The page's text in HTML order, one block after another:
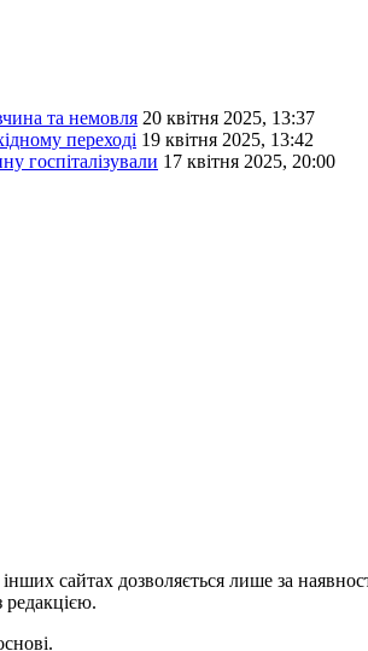
та немовля 20 квітня 2025, 13:37
переході 19 квітня 2025, 13:42
госпіталізували 17 квітня 2025, 20:00
сайтах дозволяється лише за